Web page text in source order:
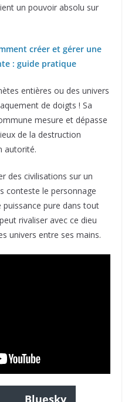
un pouvoir absolu sur
créer et gérer une
: guide pratique
entières ou des univers
de doigts ! Sa
mesure et dépasse
de la destruction
autorité.
des civilisations sur un
conteste le personnage
puissance pure dans tout
rivaliser avec ce dieu
univers entre ses mains.